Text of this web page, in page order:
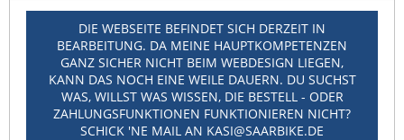
DIE WEBSEITE BEFINDET SICH DERZEIT IN
BEARBEITUNG. DA MEINE HAUPTKOMPETENZEN
GANZ SICHER NICHT BEIM WEBDESIGN LIEGEN,
KANN DAS NOCH EINE WEILE DAUERN. DU SUCHST
WAS, WILLST WAS WISSEN, DIE BESTELL - ODER
ZAHLUNGSFUNKTIONEN FUNKTIONIEREN NICHT?
SCHICK 'NE MAIL AN KASI@SAARBIKE.DE